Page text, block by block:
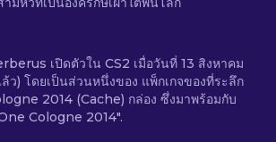
เปิดตัวใน CS2 เมื่อวันที่ 13 สิงหาคม
ว) โดยเป็นส่วนหนึ่งของ แพ็กเกจของที่ระลึก
2014 (Cache) กล่อง ซึ่งมาพร้อมกับ
Cologne 2014".